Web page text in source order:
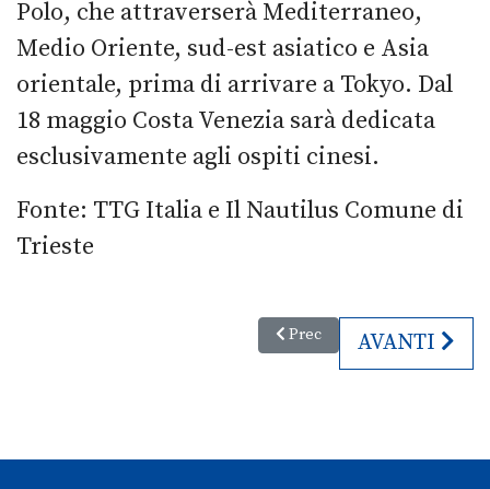
Polo, che attraverserà Mediterraneo,
Medio Oriente, sud-est asiatico e Asia
orientale, prima di arrivare a Tokyo. Dal
18 maggio Costa Venezia sarà dedicata
esclusivamente agli ospiti cinesi.
Fonte: TTG Italia e Il Nautilus Comune di
Trieste
Articolo precedente: Nuova
Prec ARTICOLO
AVANTI